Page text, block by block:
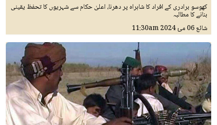
کھوسو برادری کے افراد کا شاہراہ پر دھرنا، اعلیٰ حکام سے شہریوں کا تحفظ یقینی
بنانے کا مطالبہ
شائع06 مئ 2024 11:30am